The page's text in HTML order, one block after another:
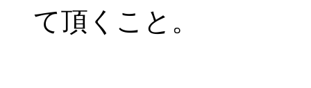
て頂くこと。